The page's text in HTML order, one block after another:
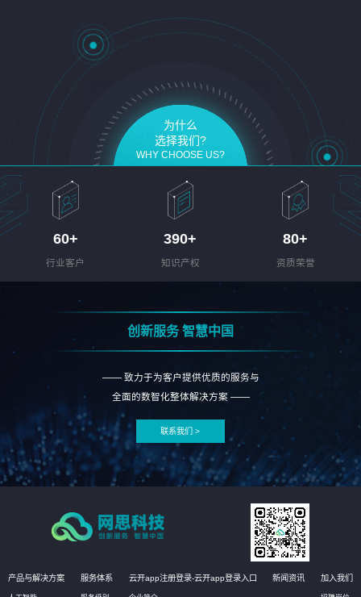
为什么
选择我们?
WHY CHOOSE US?
60+
行业客户
390+
知识产权
80+
资质荣誉
创新服务 智慧中国
—— 致力于为客户提供优质的服务与
全面的数智化整体解决方案 ——
联系我们 >
产品与解决方案 服务体系 云开app注册登录-云开app登录入口 新闻资讯 加入我们